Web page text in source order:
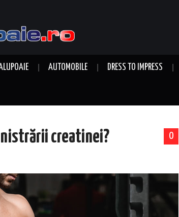
AUTOMOBILE DRESS TO IMPRESS
0
creatinei?